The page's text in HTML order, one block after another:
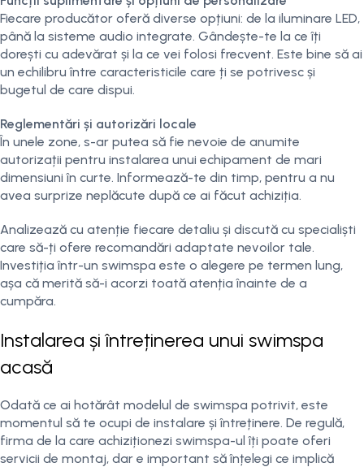
Fiecare producător oferă diverse opțiuni: de la iluminare LED,
până la sisteme audio integrate. Gândește-te la ce îți
dorești cu adevărat și la ce vei folosi frecvent. Este bine să ai
un echilibru între caracteristicile care ți se potrivesc și
bugetul de care dispui.
Reglementări și autorizări locale
În unele zone, s-ar putea să fie nevoie de anumite
autorizații pentru instalarea unui echipament de mari
dimensiuni în curte. Informează-te din timp, pentru a nu
avea surprize neplăcute după ce ai făcut achiziția.
Analizează cu atenție fiecare detaliu și discută cu specialiști
care să-ți ofere recomandări adaptate nevoilor tale.
Investiția într-un swimspa este o alegere pe termen lung,
așa că merită să-i acorzi toată atenția înainte de a
cumpăra.
Instalarea și întreținerea unui swimspa
acasă
Odată ce ai hotărât modelul de swimspa potrivit, este
momentul să te ocupi de instalare și întreținere. De regulă,
firma de la care achiziționezi swimspa-ul îți poate oferi
servicii de montaj, dar e important să înțelegi ce implică